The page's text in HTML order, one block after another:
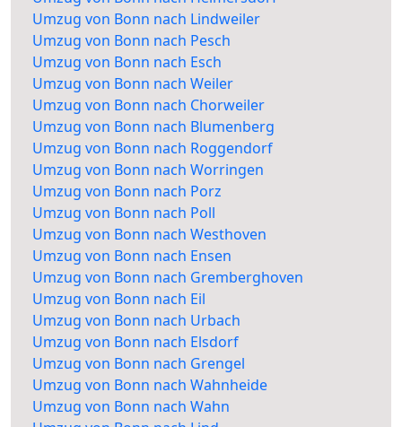
Umzug von Bonn nach Lindweiler
Umzug von Bonn nach Pesch
Umzug von Bonn nach Esch
Umzug von Bonn nach Weiler
Umzug von Bonn nach Chorweiler
Umzug von Bonn nach Blumenberg
Umzug von Bonn nach Roggendorf
Umzug von Bonn nach Worringen
Umzug von Bonn nach Porz
Umzug von Bonn nach Poll
Umzug von Bonn nach Westhoven
Umzug von Bonn nach Ensen
Umzug von Bonn nach Gremberghoven
Umzug von Bonn nach Eil
Umzug von Bonn nach Urbach
Umzug von Bonn nach Elsdorf
Umzug von Bonn nach Grengel
Umzug von Bonn nach Wahnheide
Umzug von Bonn nach Wahn